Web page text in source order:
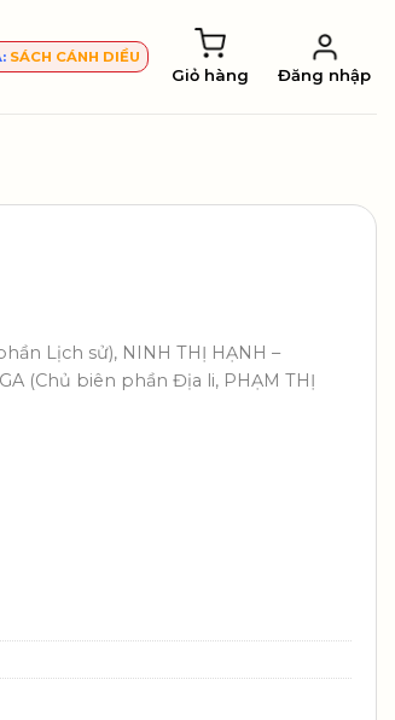
SÁCH CÁNH DIỀU
Giỏ hàng Đăng nhập
Lịch sử), NINH THỊ HẠNH –
(Chủ biên phần Địa li, PHẠM THỊ